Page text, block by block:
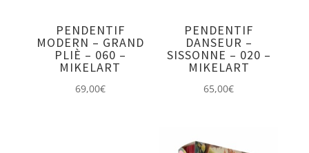
PENDENTIF
MODERN – GRAND
PLIÈ – 060 –
MIKELART
69,00€
PENDENTIF
DANSEUR –
SISSONNE – 020 –
MIKELART
65,00€